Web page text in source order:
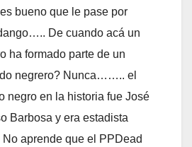
bueno que le pase por
De cuando acá un
ha formado parte de un
negrero? Nunca…….. el
negro en la historia fue José
Barbosa y era estadista
aprende que el PPDead